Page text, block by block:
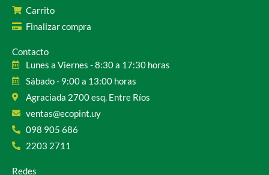
Carrito
Finalizar compra
Contacto
Lunes a Viernes - 8:30 a 17:30 horas
Sábado - 9:00 a 13:00 horas
Agraciada 2700 esq. Entre Ríos
ventas@ecopint.uy
098 905 686
2203 2711
Redes